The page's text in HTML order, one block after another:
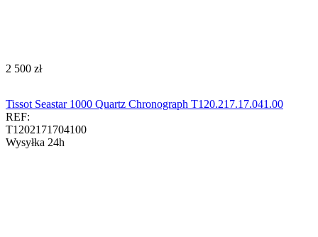
‍2 500‍ zł
Tissot Seastar 1000 Quartz Chronograph T120.217.17.041.00​​​
REF:
T1202171704100
Wysyłka 24h